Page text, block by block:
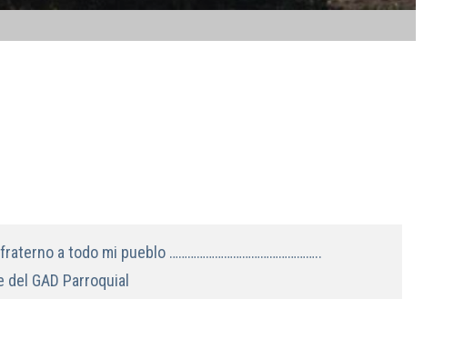
fraterno a todo mi pueblo …………………………………………..
GAD Parroquial